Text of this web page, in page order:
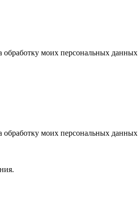
обработку моих персональных данных
обработку моих персональных данных